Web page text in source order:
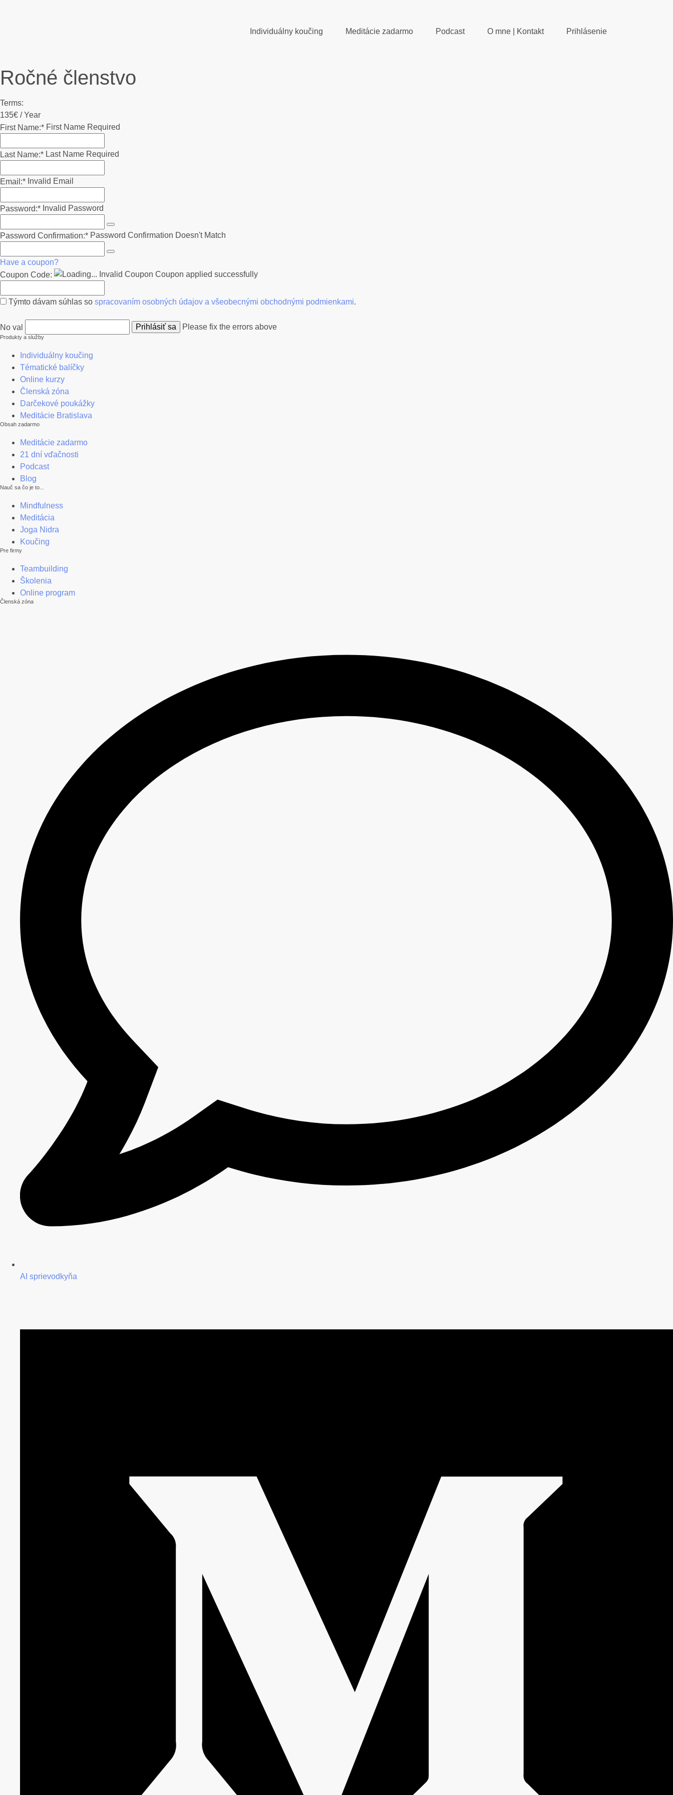
Individuálny koučing Meditácie zadarmo Podcast O mne | Kontakt Prihlásenie
Ročné členstvo
Terms:
135€ / Year
First Name:* First Name Required
Last Name:* Last Name Required
Email:* Invalid Email
Password:* Invalid Password
Password Confirmation:* Password Confirmation Doesn't Match
Have a coupon?
Coupon Code:
Invalid Coupon Coupon applied successfully
Týmto dávam súhlas so spracovaním osobných údajov a všeobecnými obchodnými podmienkami.
No val Please fix the errors above
Produkty a služby
Individuálny koučing
Tématické balíčky
Online kurzy
Členská zóna
Darčekové poukážky
Meditácie Bratislava
Obsah zadarmo
Meditácie zadarmo
21 dní vďačnosti
Podcast
Blog
Nauč sa čo je to...
Mindfulness
Meditácia
Joga Nidra
Koučing
Pre firmy
Teambuilding
Školenia
Online program
Členská zóna
AI sprievodkyňa